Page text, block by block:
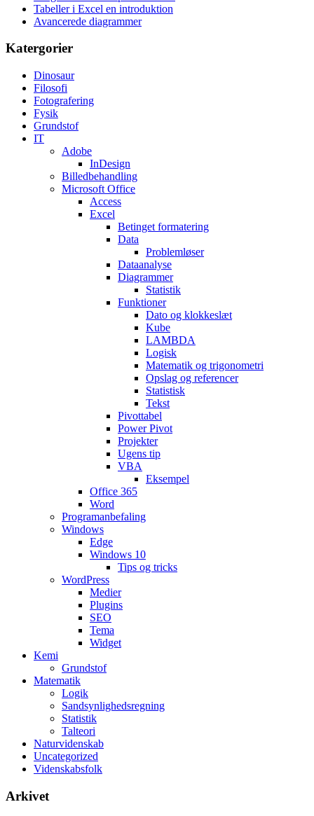
Tabeller i Excel en introduktion
Avancerede diagrammer
Katergorier
Dinosaur
Filosofi
Fotografering
Fysik
Grundstof
IT
Adobe
InDesign
Billedbehandling
Microsoft Office
Access
Excel
Betinget formatering
Data
Problemløser
Dataanalyse
Diagrammer
Statistik
Funktioner
Dato og klokkeslæt
Kube
LAMBDA
Logisk
Matematik og trigonometri
Opslag og referencer
Statistisk
Tekst
Pivottabel
Power Pivot
Projekter
Ugens tip
VBA
Eksempel
Office 365
Word
Programanbefaling
Windows
Edge
Windows 10
Tips og tricks
WordPress
Medier
Plugins
SEO
Tema
Widget
Kemi
Grundstof
Matematik
Logik
Sandsynlighedsregning
Statistik
Talteori
Naturvidenskab
Uncategorized
Videnskabsfolk
Arkivet